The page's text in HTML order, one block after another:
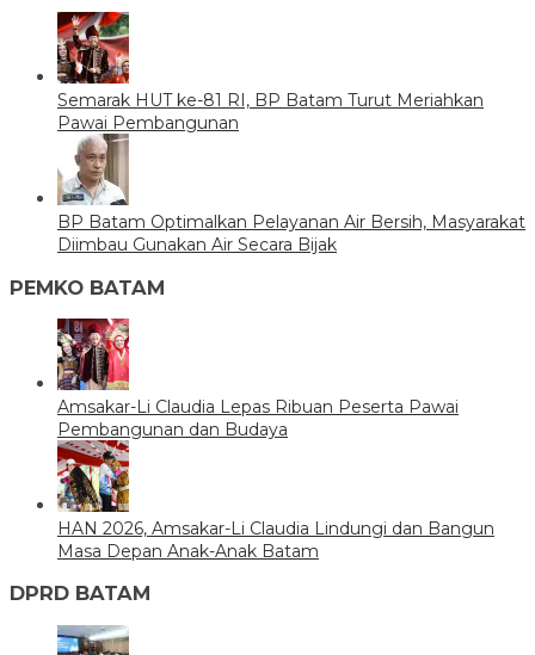
Semarak HUT ke-81 RI, BP Batam Turut Meriahkan
Pawai Pembangunan
BP Batam Optimalkan Pelayanan Air Bersih, Masyarakat
Diimbau Gunakan Air Secara Bijak
PEMKO BATAM
Amsakar-Li Claudia Lepas Ribuan Peserta Pawai
Pembangunan dan Budaya
HAN 2026, Amsakar-Li Claudia Lindungi dan Bangun
Masa Depan Anak-Anak Batam
DPRD BATAM